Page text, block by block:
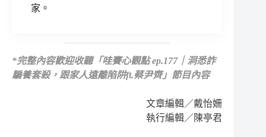
家。
*完整內容歡迎收聽「哇賽心觀點 ep.177｜洞悉詐
騙養套殺，跟家人遠離陷阱ft.蔡尹齊」節目內容
文章編輯／戴怡姍
執行編輯／陳亭君